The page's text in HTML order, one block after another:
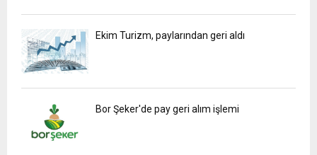
Ekim Turizm, paylarından geri aldı
Bor Şeker'de pay geri alım işlemi